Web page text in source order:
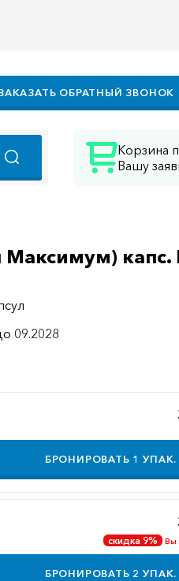
Корзина
Вашу
ОБРАТНЫЙ ЗВОНОК
Максимум)
09.2028
БРОНИРОВАТЬ 1 УПАК.
скидка 9% Вы
БРОНИРОВАТЬ 2 УПАК.